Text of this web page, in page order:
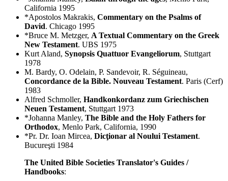
California 1995
*Apostolos Makrakis, Commentary on the Psalms of
David. Chicago 1995
*Bruce M. Metzger, A Textual Commentary on the Greek
New Testament. UBS 1975
Kurt Aland, Synopsis Quattuor Evangeliorum, Stuttgart
1978
M. Bardy, O. Odelain, P. Sandevoir, R. Séguineau,
Concordance de la Bible. Nouveau Testament. Paris (Cerf)
1983
Alfred Schmoller, Handkonkordanz zum Griechischen
Neuen Testament, Stuttgart 1973
*Johanna Manley, The Bible and the Holy Fathers for
Orthodox, Menlo Park, California, 1990
*Pr. Dr. Ioan Mircea, Dicţionar al Noului Testament.
Bucureşti 1984
The United Bible Societies Translator's Guides /
Handbooks: